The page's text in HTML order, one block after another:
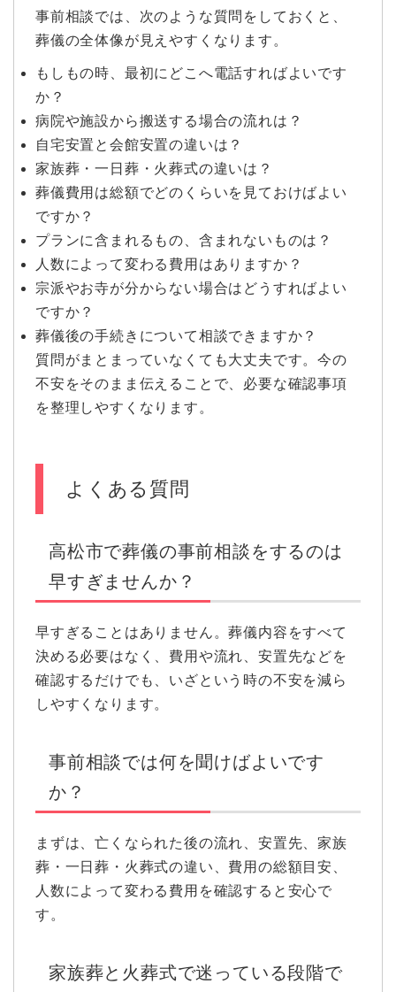
事前相談では、次のような質問をしておくと、
葬儀の全体像が見えやすくなります。
もしもの時、最初にどこへ電話すればよいです
か？
病院や施設から搬送する場合の流れは？
自宅安置と会館安置の違いは？
家族葬・一日葬・火葬式の違いは？
葬儀費用は総額でどのくらいを見ておけばよい
ですか？
プランに含まれるもの、含まれないものは？
人数によって変わる費用はありますか？
宗派やお寺が分からない場合はどうすればよい
ですか？
葬儀後の手続きについて相談できますか？
質問がまとまっていなくても大丈夫です。今の
不安をそのまま伝えることで、必要な確認事項
を整理しやすくなります。
よくある質問
高松市で葬儀の事前相談をするのは
早すぎませんか？
早すぎることはありません。葬儀内容をすべて
決める必要はなく、費用や流れ、安置先などを
確認するだけでも、いざという時の不安を減ら
しやすくなります。
事前相談では何を聞けばよいです
か？
まずは、亡くなられた後の流れ、安置先、家族
葬・一日葬・火葬式の違い、費用の総額目安、
人数によって変わる費用を確認すると安心で
す。
家族葬と火葬式で迷っている段階で